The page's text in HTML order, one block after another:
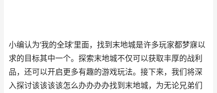
小编认为‘我的全球’里面，找到末地城是许多玩家都梦寐以
求的目标其中一个。探索末地城不仅可以获取丰厚的战利
品，还可以开启更多有趣的游戏玩法。接下来，我们将深
入探讨该该该该怎么办办办办找到末地城，为无论兄弟们